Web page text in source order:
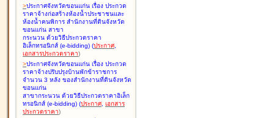
>ประกาศจังหวัดขอนแก่น เรื่อง ประกวด
ราคาจ้างก่อสร้างห้องน้ำประชาชนและ
ห้องน้ำคนพิการ สำนักงานที่ดินจังหวัด
ขอนแก่น สาขา
กระนวน ด้วยวิธีประกวดราคา
อิเล็กทรอนิกส์ (e-bidding) (ประกาศ,
เอกสารประกวดราคา)
>ประกาศจังหวัดขอนแก่น เรื่อง ประกวด
ราคาจ้างปรับปรุงบ้านพักข้าราชการ
จำนวน 3 หลัง ของสำนักงานที่ดินจังหวัด
ขอนแก่น
สาขากระนวน ด้วยวิธีประกวดราคาอิเล็ก
ทรอนิกส์ (e-bidding) (ประกาศ, เอกสาร
ประกวดราคา)